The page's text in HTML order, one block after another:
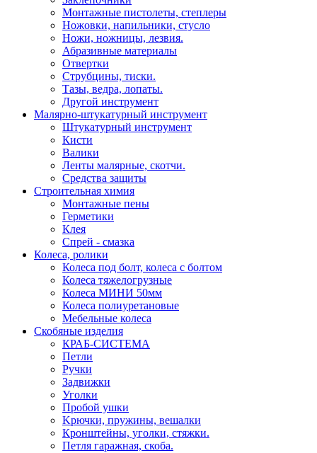
Монтажные пистолеты, степлеры
Ножовки, напильники, стусло
Ножи, ножницы, лезвия.
Абразивные материалы
Отвертки
Cтрубцины, тиски.
Тазы, ведра, лопаты.
Другой инструмент
Малярно-штукатурный инструмент
Штукатурный инструмент
Кисти
Валики
Ленты малярные, скотчи.
Средства защиты
Строительная химия
Монтажные пены
Герметики
Клея
Спрей - смазка
Колеса, ролики
Колеса под болт, колеса с болтом
Колеса тяжелогрузные
Колеса МИНИ 50мм
Колеса полиуретановые
Мебельные колеса
Скобяные изделия
КРАБ-СИСТЕМА
Петли
Ручки
Задвижки
Уголки
Пробой ушки
Kрючки, пружины, вешалки
Кронштейны, уголки, стяжки.
Петля гаражная, скоба.